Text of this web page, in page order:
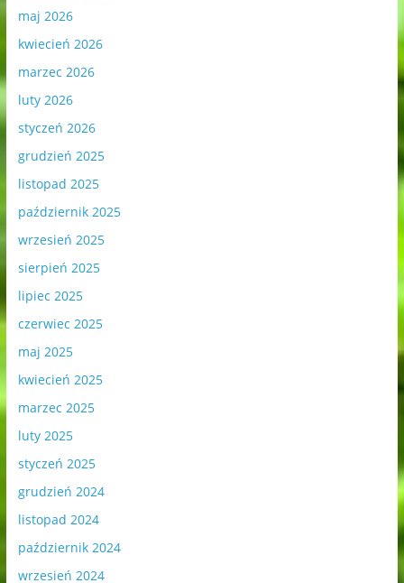
maj 2026
kwiecień 2026
marzec 2026
luty 2026
styczeń 2026
grudzień 2025
listopad 2025
październik 2025
wrzesień 2025
sierpień 2025
lipiec 2025
czerwiec 2025
maj 2025
kwiecień 2025
marzec 2025
luty 2025
styczeń 2025
grudzień 2024
listopad 2024
październik 2024
wrzesień 2024